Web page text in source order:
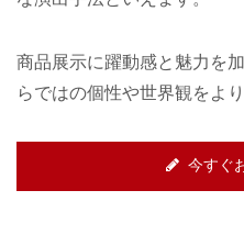
商品展示に躍動感と魅力を
らではの個性や世界観をよ
今すぐ